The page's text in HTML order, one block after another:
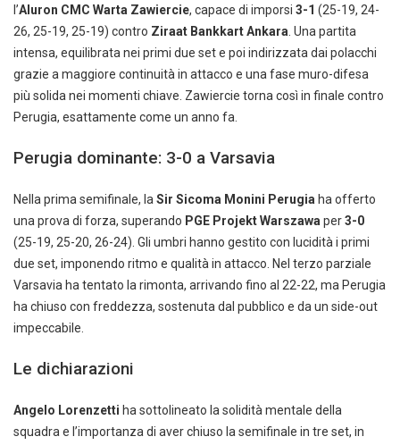
l’Aluron CMC Warta Zawiercie, capace di imporsi 3-1 (25-19, 24-
26, 25-19, 25-19) contro Ziraat Bankkart Ankara . Una partita
intensa, equilibrata nei primi due set e poi indirizzata dai polacchi
grazie a maggiore continuità in attacco e una fase muro-difesa
più solida nei momenti chiave. Zawiercie torna così in finale contro
Perugia, esattamente come un anno fa.
Perugia dominante: 3-0 a Varsavia
Nella prima semifinale, la Sir Sicoma Monini Perugia ha offerto
una prova di forza, superando PGE Projekt Warszawa per3-0
(25-19, 25-20, 26-24). Gli umbri hanno gestito con lucidità i primi
due set, imponendo ritmo e qualità in attacco. Nel terzo parziale
Varsavia ha tentato la rimonta, arrivando fino al 22-22, ma Perugia
ha chiuso con freddezza, sostenuta dal pubblico e da un side-out
impeccabile.
Le dichiarazioni
Angelo Lorenzetti ha sottolineato la solidità mentale della
squadra e l’importanza di aver chiuso la semifinale in tre set, in